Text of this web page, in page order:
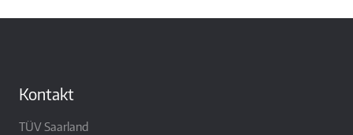
Kontakt
TÜV Saarland